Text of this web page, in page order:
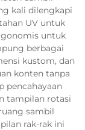
kali dilengkapi
UV untuk
untuk
berbagai
kustom, dan
konten tanpa
pencahayaan
tampilan rotasi
sambil
rak-rak ini